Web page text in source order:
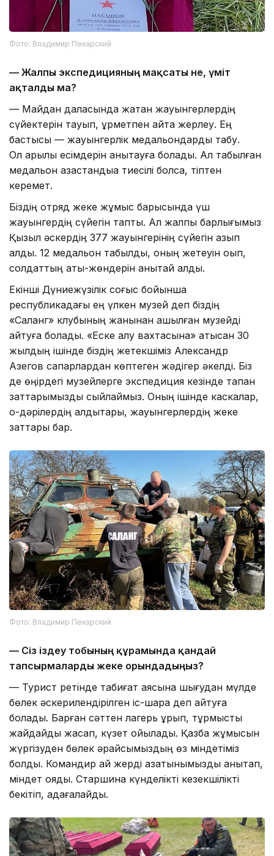
Фото: Владимир Пекарский
— Жалпы экспедицияның мақсаты не, үміт
ақталды ма?
— Майдан даласында жатқан жауынгерлердің
сүйектерін тауып, құрметпен қайта жерлеу. Ең
бастысы — жауынгерлік медальондарды табу.
Ол арқылы есімдерін анықтауға болады. Ал табылған
медальон қазақстандыққа тиесілі болса, тіптен
керемет.
Біздің отряд жеке жұмыс барысында үш
жауынгердің сүйегін тапты. Ал жалпы барлығымыз
Қызыл әскердің 377 жауынгерінің сүйегін қазып
алдық. 12 медальон табылды, оның жетеуін оқып,
солдаттың аты-жөндерін анықтай алдық.
Екінші Дүниежүзілік соғыс бойынша
республикадағы ең үлкен музей деп біздің
«Саланг» клубының жанынан ашылған музейді
айтуға болады. «Еске алу вахтасына» қатысқан 30
жылдың ішінде біздің жетекшіміз Александр
Азегов сапарлардан көптеген жәдігер әкелді. Біз
де өңірдегі музейлерге экспедиция кезінде тапқан
заттарымызды сыйлаймыз. Оның ішінде каскалар,
оқ-дәрілердің қалдықтары, жауынгерлердің жеке
заттары бар.
Фото: Владимир Пекарский
— Сіз іздеу тобының құрамында қандай
тапсырмаларды жеке орындадыңыз?
— Турист ретінде табиғат аясына шығудан мүлде
бөлек әскерилендірілген іс-шара деп айтуға
болады. Барған сәттен лагерь құрып, тұрмыстық
жайдайды жасап, күзет қойылады. Қазба жұмысын
жүргізуден бөлек әрқайсымыздың өз міндетіміз
болды. Командир қай жерді қазатынымызды анықтап,
міндет қояды. Старшина күнделікті кезекшілікті
бекітіп, қадағалайды.